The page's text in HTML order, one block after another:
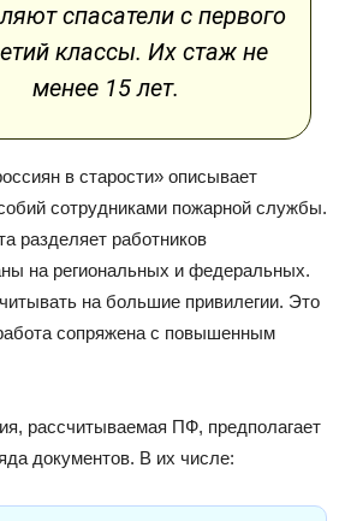
спасатели с первого
классы. Их стаж не
менее 15 лет.
в старости» описывает
сотрудниками пожарной службы.
разделяет работников
на региональных и федеральных.
на большие привилегии. Это
сопряжена с повышенным
рассчитываемая ПФ, предполагает
документов. В их числе: